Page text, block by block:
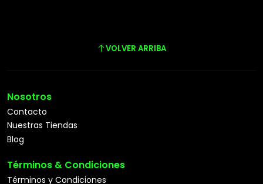
VOLVER ARRIBA
Nosotros
Contacto
Nuestras Tiendas
Blog
Términos & Condiciones
Términos y Condiciones